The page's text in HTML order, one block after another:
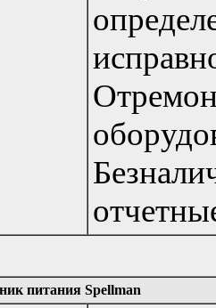
питания Spellman